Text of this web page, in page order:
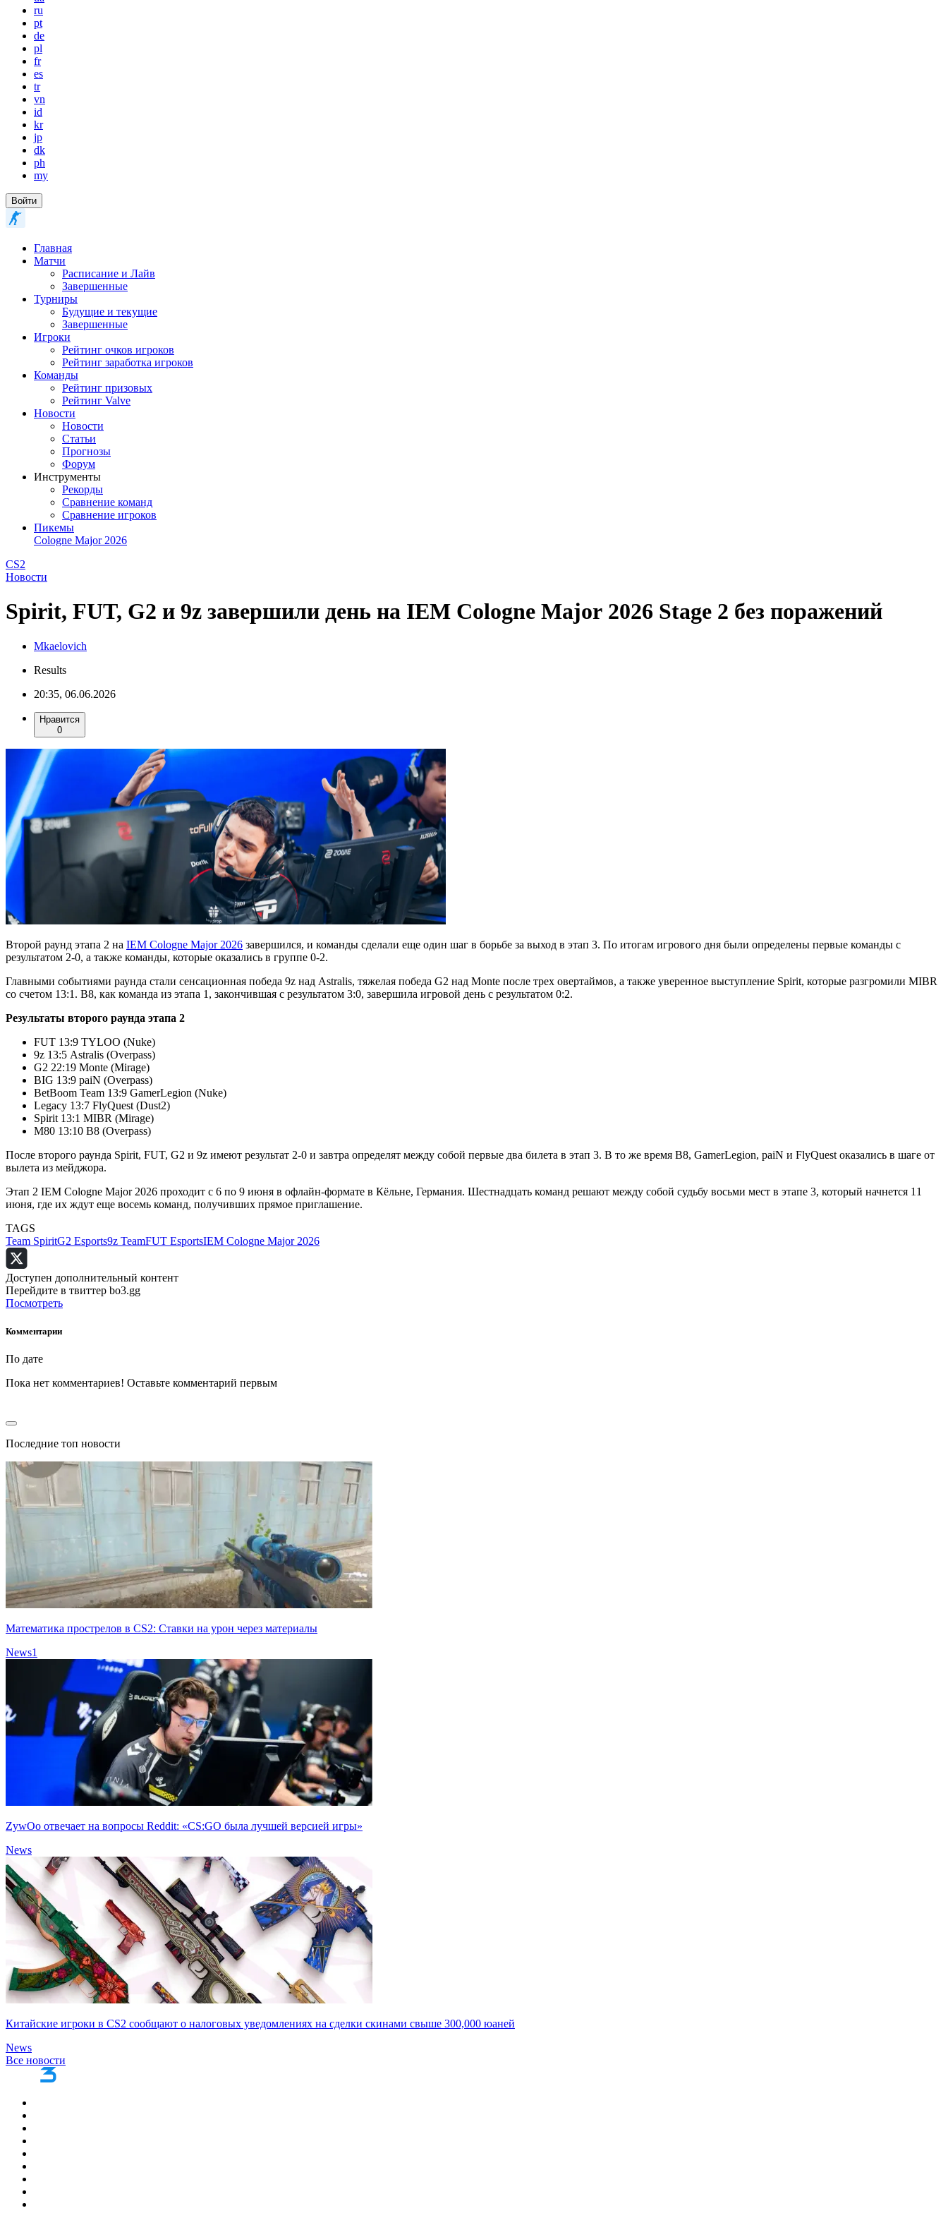
ru
pt
de
pl
fr
es
tr
vn
id
kr
jp
dk
ph
my
Войти
Главная
Матчи
Расписание и Лайв
Завершенные
Турниры
Будущие и текущие
Завершенные
Игроки
Рейтинг очков игроков
Рейтинг заработка игроков
Команды
Рейтинг призовых
Рейтинг Valve
Новости
Новости
Статьи
Прогнозы
Форум
Инструменты
Рекорды
Сравнение команд
Сравнение игроков
Пикемы
Cologne Major 2026
CS2
Новости
Spirit, FUT, G2 и 9z завершили день на IEM Cologne Major 2026 Stage 2 без поражений
Mkaelovich
Results
20:35, 06.06.2026
Нравится
0
Второй раунд этапа 2 на IEM Cologne Major 2026 завершился, и команды сделали еще один шаг в борьбе за выход в этап 3. По итогам игрового дня были определены первые команды с
результатом 2-0, а также команды, которые оказались в группе 0-2.
Главными событиями раунда стали сенсационная победа 9z над Astralis, тяжелая победа G2 над Monte после трех овертаймов, а также уверенное выступление Spirit, которые разгромили MIBR
со счетом 13:1. B8, как команда из этапа 1, закончившая с результатом 3:0, завершила игровой день с результатом 0:2.
Результаты второго раунда этапа 2
FUT 13:9 TYLOO (Nuke)
9z 13:5 Astralis (Overpass)
G2 22:19 Monte (Mirage)
BIG 13:9 paiN (Overpass)
BetBoom Team 13:9 GamerLegion (Nuke)
Legacy 13:7 FlyQuest (Dust2)
Spirit 13:1 MIBR (Mirage)
M80 13:10 B8 (Overpass)
После второго раунда Spirit, FUT, G2 и 9z имеют результат 2-0 и завтра определят между собой первые два билета в этап 3. В то же время B8, GamerLegion, paiN и FlyQuest оказались в шаге от
вылета из мейджора.
Этап 2 IEM Cologne Major 2026 проходит с 6 по 9 июня в офлайн-формате в Кёльне, Германия. Шестнадцать команд решают между собой судьбу восьми мест в этапе 3, который начнется 11
июня, где их ждут еще восемь команд, получивших прямое приглашение.
TAGS
Team SpiritG2 Esports9z TeamFUT EsportsIEM Cologne Major 2026
Доступен дополнительный контент
Перейдите в твиттер bo3.gg
Посмотреть
Комментарии
По дате
Пока нет комментариев! Оставьте комментарий первым
Последние топ новости
Математика прострелов в CS2: Ставки на урон через материалы
News1
ZywOo отвечает на вопросы Reddit: «CS:GO была лучшей версией игры»
News
Китайские игроки в CS2 сообщают о налоговых уведомлениях на сделки скинами свыше 300,000 юаней
News
Все новости